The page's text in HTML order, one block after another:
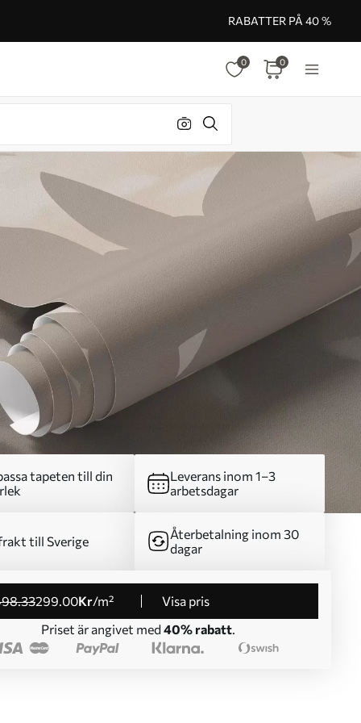
RABATTER PÅ 40 %
0 0
tapeten till din
Leverans inom 1–3
arbetsdagar
till Sverige
Återbetalning inom 30
dagar
.33299.00Kr/m²
Visa pris
Priset är angivet med 40% rabatt.